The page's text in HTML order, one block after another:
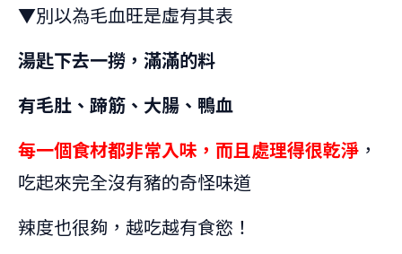
▼別以為毛血旺是虛有其表
湯匙下去一撈，滿滿的料
有毛肚、蹄筋、大腸、鴨血
每一個食材都非常入味，而且處理得很乾淨 ，
吃起來完全沒有豬的奇怪味道
辣度也很夠，越吃越有食慾！